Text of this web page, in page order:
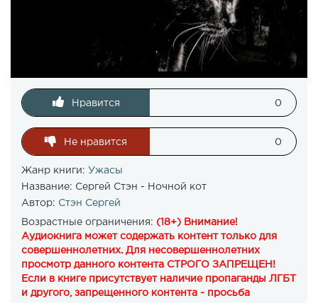
Нравится 0
Не нравится 0
Жанр книги: Ужасы
Название: Сергей Стэн - Ночной кот
Автор: Стэн Сергей
Возрастные ограничения: (18+) Внимание!
Аудиокнига может содержать контент только для
совершеннолетних. Для несовершеннолетних
просмотр данного контента СТРОГО ЗАПРЕЩЕН!
Если в книге присутствует наличие пропаганды ЛГБТ
и другого, запрещенного контента - просьба